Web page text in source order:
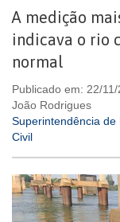
A medição
indicava o rio
normal
Publicado em: 22/
João Rodrigues
Superintendência de
Civil